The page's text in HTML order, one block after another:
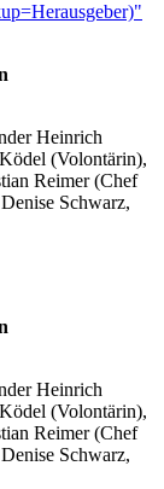
Heinrich
(Volontärin),
Reimer (Chef
Schwarz,
Heinrich
(Volontärin),
Reimer (Chef
Schwarz,